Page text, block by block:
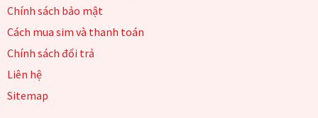
Chính sách bảo mật
Cách mua sim và thanh toán
Chính sách đổi trả
Liên hệ
Sitemap